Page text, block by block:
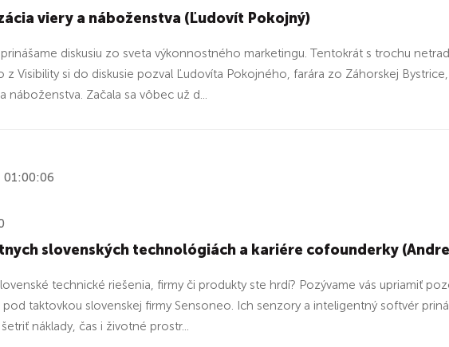
viery a náboženstva (Ľudovít Pokojný)
diskusiu zo sveta výkonnostného marketingu. Tentokrát s trochu
z Visibility si do diskusie pozval Ľudovíta Pokojného, farára zo Záhorskej
náboženstva. Začala sa vôbec už d...
01:00:06
slovenských technológiách a kariére cofounderky
technické riešenia, firmy či produkty ste hrdí? Pozývame vás upriamiť
pod taktovkou slovenskej firmy Sensoneo. Ich senzory a inteligentný softvér
náklady, čas i životné prostr...